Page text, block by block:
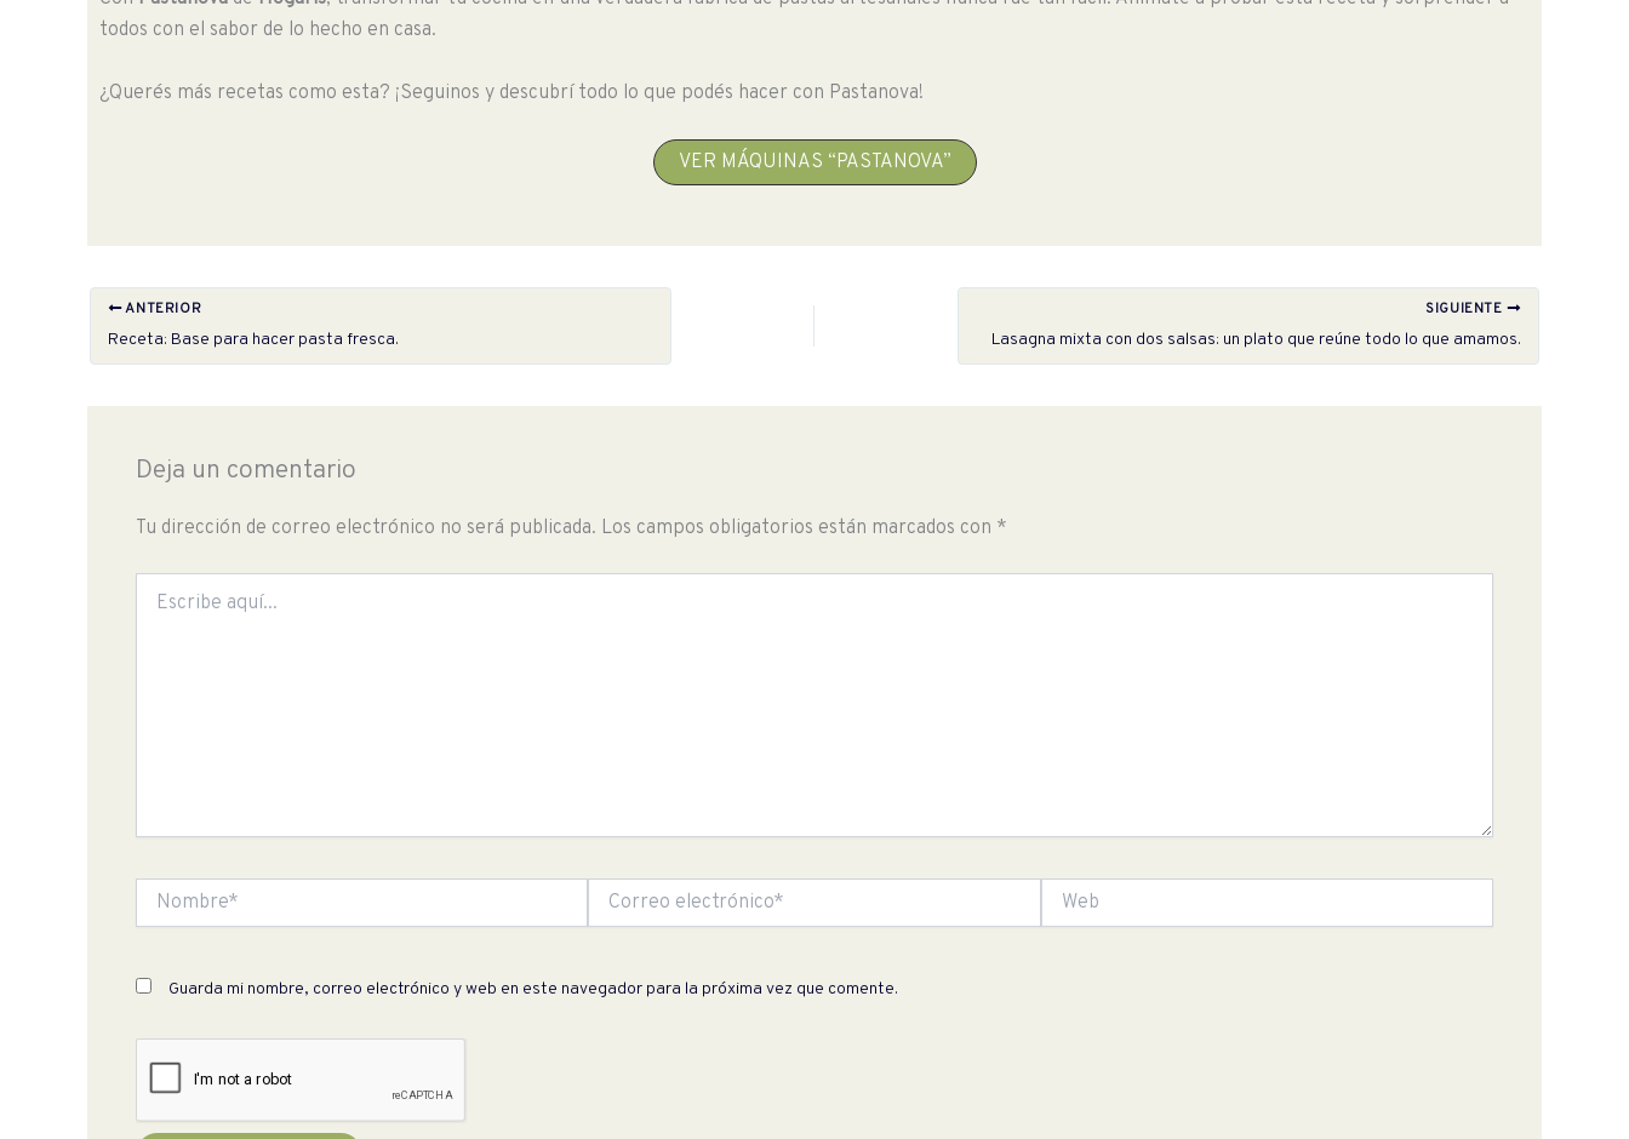
todos con el sabor de lo hecho en casa.
¿Querés más recetas como esta? ¡Seguinos y descubrí todo lo que podés hacer con Pastanova!
VER MÁQUINAS “PASTANOVA”
ANTERIOR
Receta: Base para hacer pasta fresca.
SIGUIENTE
Lasagna mixta con dos salsas: un plato que reúne todo lo que amamos.
Deja un comentario
Tu dirección de correo electrónico no será publicada. Los campos obligatorios están marcados con *
aquí...
Nombre*
Correo
electrónico*
Web
Guarda mi nombre, correo electrónico y web en este navegador para la próxima vez que comente.